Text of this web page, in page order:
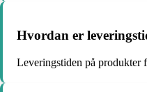
Hvordan er
Leveringstiden på produkter